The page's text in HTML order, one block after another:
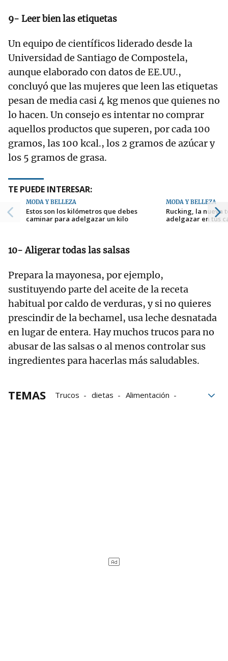
9- Leer bien las etiquetas
Un equipo de científicos liderado desde la
Universidad de Santiago de Compostela,
aunque elaborado con datos de EE.UU.,
concluyó que las mujeres que leen las etiquetas
pesan de media casi 4 kg menos que quienes no
lo hacen. Un consejo es intentar no comprar
aquellos productos que superen, por cada 100
gramos, las 100 kcal., los 2 gramos de azúcar y
los 5 gramos de grasa.
TE PUEDE INTERESAR:
MODA Y BELLEZA
Estos son los kilómetros que debes
caminar para adelgazar un kilo
MODA Y BELLEZA
Rucking, la nueva
adelgazar en tus
10- Aligerar todas las salsas
Prepara la mayonesa, por ejemplo,
sustituyendo parte del aceite de la receta
habitual por caldo de verduras, y si no quieres
prescindir de la bechamel, usa leche desnatada
en lugar de entera. Hay muchos trucos para no
abusar de las salsas o al menos controlar sus
ingredientes para hacerlas más saludables.
TEMAS Trucos dietas
Alimentación